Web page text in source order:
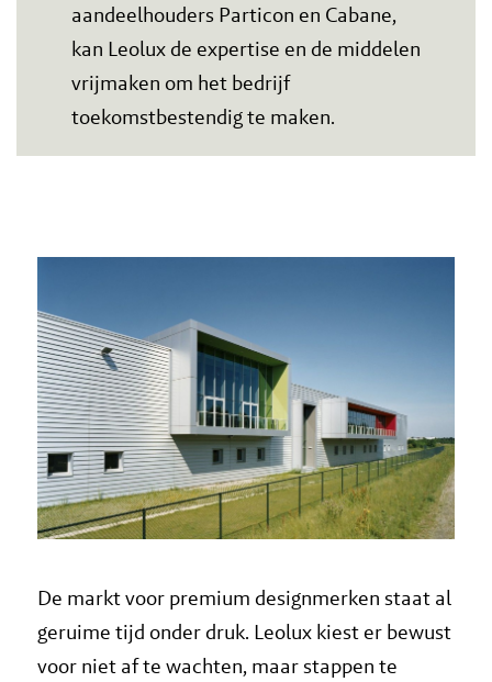
aandeelhouders Particon en Cabane,
kan Leolux de expertise en de middelen
vrijmaken om het bedrijf
toekomstbestendig te maken.
De markt voor premium designmerken staat al
geruime tijd onder druk. Leolux kiest er bewust
voor niet af te wachten, maar stappen te